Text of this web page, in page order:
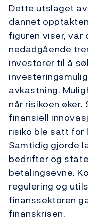
Dette utslaget
dannet
figuren viser, var
nedadgående
investorer til å
avkastning.
når risikoen
finansiell
risiko ble satt for
Samtidig gjorde
bedrifter og
betalingsevne.
regulering og
finanssektoren
finanskrisen.